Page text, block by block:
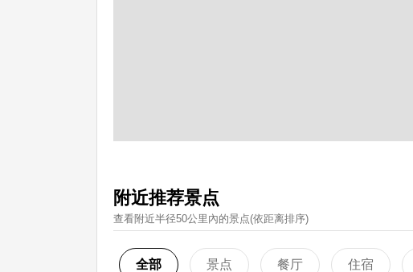
附近推荐景点
查看附近半径50公里內的景点(依距离排序)
全部 景点 餐厅 住宿